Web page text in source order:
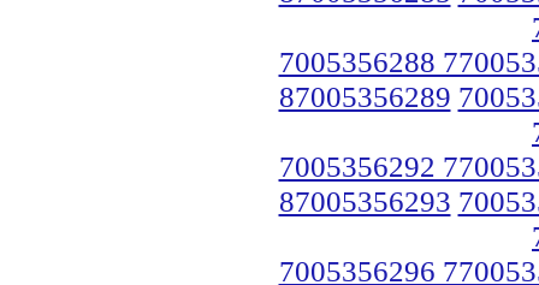
7005356288
87005356289
7005356292
87005356293
7005356296